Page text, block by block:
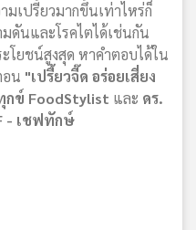
มเปรี้ยวมากขึ้นเท่าไหร่ก็
ดันและโรคไตได้เช่นกัน
โยชน์สูงสุด หาคำตอบได้ใน
น "เปรี้ยวจี๊ด อร่อยเสี่ยง
กข์ FoodStylist และ ดร.
- เชฟทักษ์